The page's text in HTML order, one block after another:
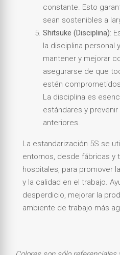
constante. Esto
sean sostenibles a
Shitsuke (Disciplina):
la disciplina personal
mantener y mejorar
asegurarse de que
estén
La disciplina es
estándares y
anteriores.
La estandarización 5S se
entornos, desde fábricas y
hospitales, para promover
y la calidad en el trabajo.
desperdicio, mejorar la
ambiente de trabajo más